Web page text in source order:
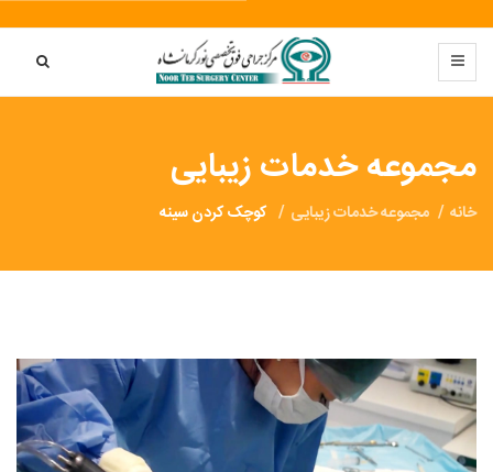
مجموعه خدمات زیبایی
خانه مجموعه خدمات زیبایی کوچک کردن سینه